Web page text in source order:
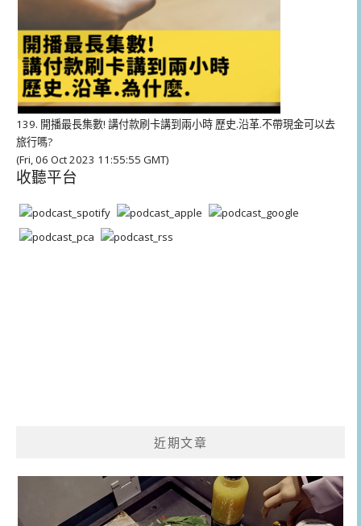
139. 開播最長集數! 講付款刷卡講到兩小時 歷史.沿革.不帶現金可以去
旅行嗎?
(Fri, 06 Oct 2023 11:55:55 GMT)
收聽平台
近期文章